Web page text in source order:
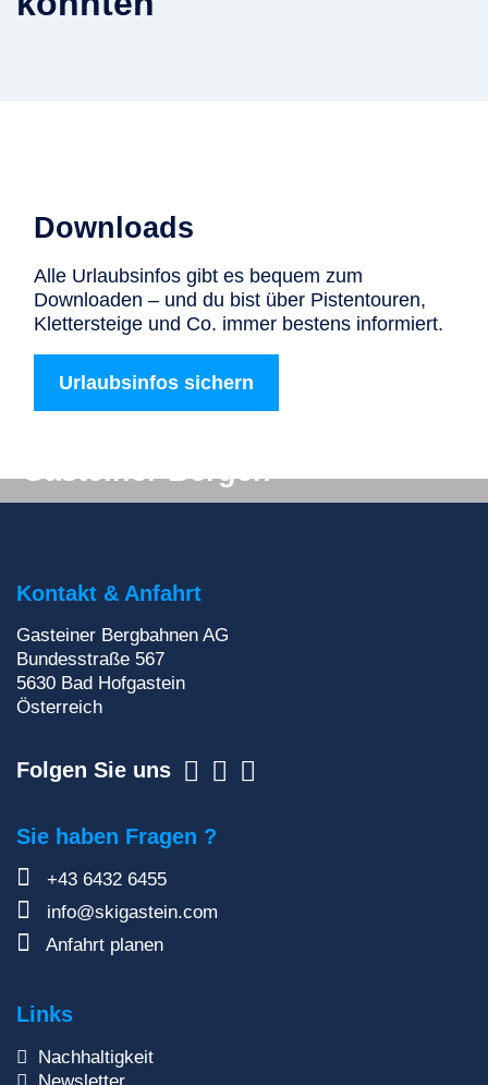
Downloads
Alle Urlaubsinfos gibt es bequem zum
Downloaden – und du bist über Pistentouren,
Klettersteige und Co. immer bestens informiert.
Urlaubsinfos sichern
Gasteiner Bergen
Zur Newsletteranmeldung
Kontakt & Anfahrt
Gasteiner Bergbahnen AG
Bundesstraße 567
5630 Bad Hofgastein
Österreich
Folgen Sie uns
Sie haben Fragen ?
+43 6432 6455
info@skigastein.com
Anfahrt planen
Links
Nachhaltigkeit
Newsletter